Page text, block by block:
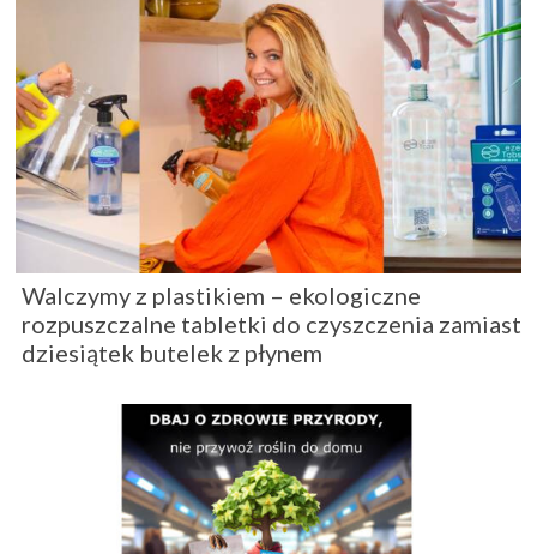
Walczymy z plastikiem – ekologiczne
rozpuszczalne tabletki do czyszczenia zamiast
dziesiątek butelek z płynem